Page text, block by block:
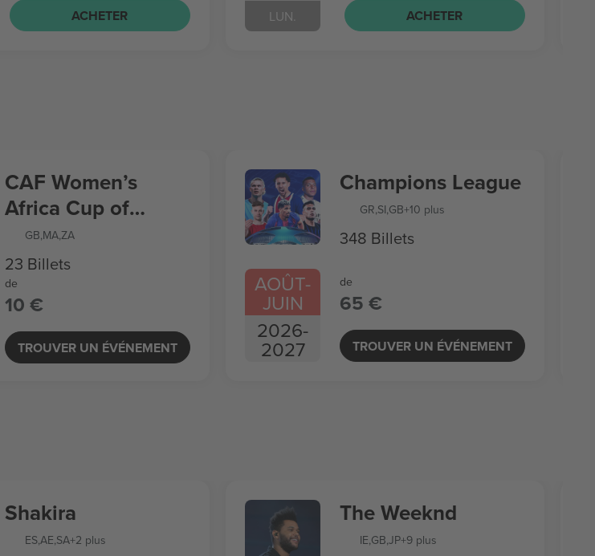
ACHETER LUN. ACHETER
CAF Women’s
Africa Cup of
Nations
GB,MA,ZA
23 Billets
de
10 €
TROUVER UN ÉVÉNEMENT
AOÛT-
JUIN
2026-
2027
Champions League
GR,SI,GB+10 plus
348 Billets
de
65 €
TROUVER UN ÉVÉNEMENT
Shakira
ES,AE,SA+2 plus
The Weeknd
IE,GB,JP+9 plus